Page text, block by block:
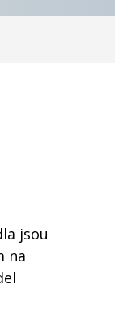
jsou
na